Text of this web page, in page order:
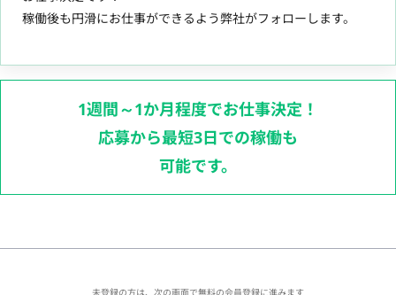
稼働後も円滑にお仕事ができるよう弊社がフォローします。
1週間～1か月程度でお仕事決定！
応募から最短3日での稼働も
可能です。
未登録の方は、次の画面で無料の会員登録に進みます